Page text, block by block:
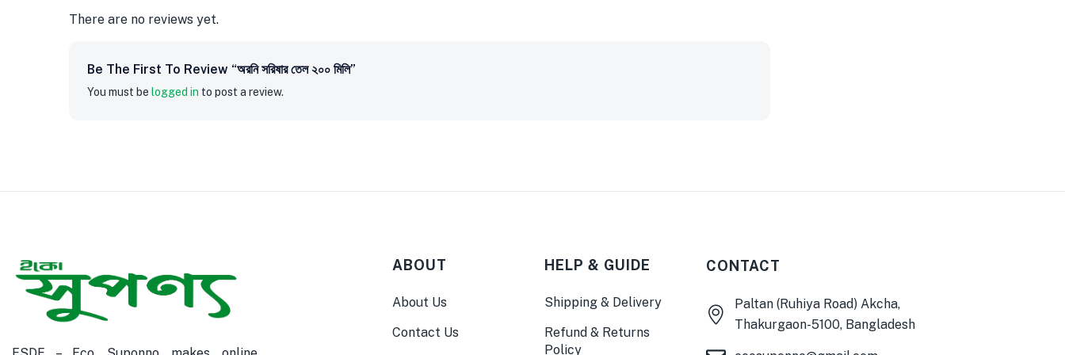
There are no reviews yet.
Be The First To Review “অরনি সরিষার তেল ২০০ মিলি”
You must be logged in to post a review.
ABOUT
About Us
Contact Us
HELP & GUIDE
Shipping & Delivery
Refund & Returns
Policy
CONTACT
Paltan (Ruhiya Road) Akcha,
Thakurgaon-5100, Bangladesh